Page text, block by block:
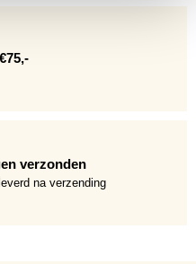
verzonden
na verzending